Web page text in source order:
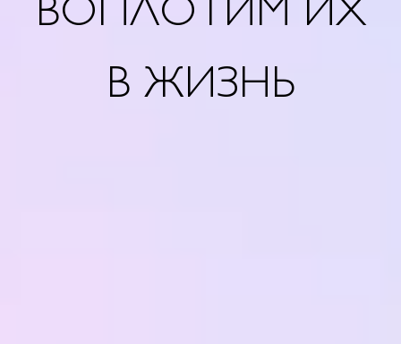
ВОПЛОТИМ ИХ
В ЖИЗНЬ